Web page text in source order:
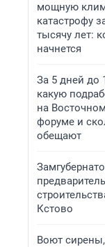
мощную
катастрофу
тысячу лет:
начнется
За 5 дней до
какую
на
форуме и
обещают
Кстово
Воют